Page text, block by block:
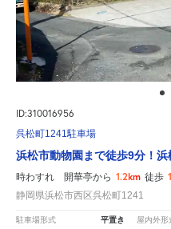
ID:310016956
呉松町1241駐車場
浜松市動物園まで徒歩9分！
時わすれ 開華亭から 1.2km 徒歩
静岡県浜松市西区呉松町1241
駐車場形式 平置き 屋内外形